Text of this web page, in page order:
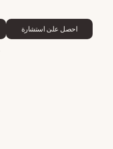
احصل على استشارة